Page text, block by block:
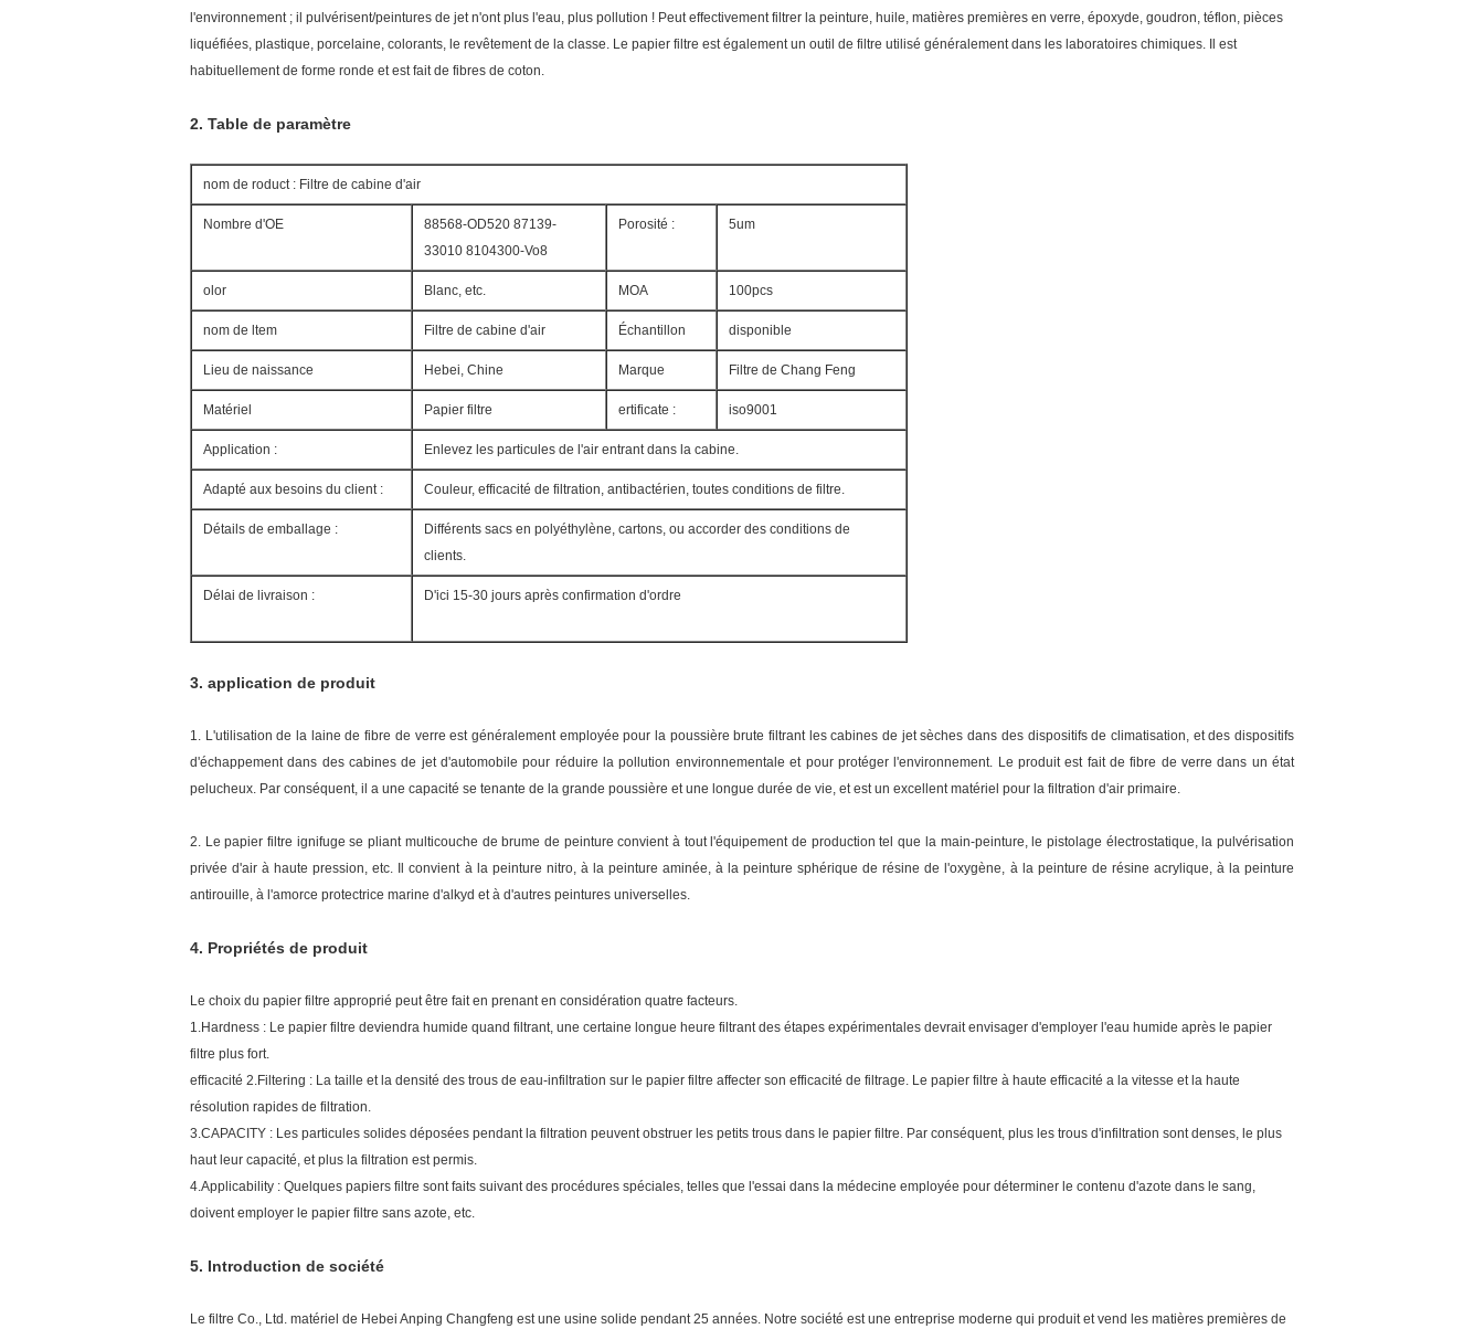
l'environnement ; il pulvérisent/peintures de jet n'ont plus l'eau, plus pollution ! Peut effectivement filtrer la peinture, huile, matières premières en verre, époxyde, goudron, téflon, pièces
liquéfiées, plastique, porcelaine, colorants, le revêtement de la classe. Le papier filtre est également un outil de filtre utilisé généralement dans les laboratoires chimiques. Il est
habituellement de forme ronde et est fait de fibres de coton.
2. Table de paramètre
nom de roduct : Filtre de cabine d'air
Nombre d'OE
88568-OD520 87139-
33010 8104300-Vo8
Porosité : 5um
olor Blanc, etc. MOA 100pcs
nom de ltem Filtre de cabine d'air Échantillon disponible
Lieu de naissance Hebei, Chine Marque Filtre de Chang Feng
Matériel Papier filtre ertificate : iso9001
Application : Enlevez les particules de l'air entrant dans la cabine.
Adapté aux besoins du client : Couleur, efficacité de filtration, antibactérien, toutes conditions de filtre.
Détails de emballage :
Différents sacs en polyéthylène, cartons, ou accorder des conditions de
clients.
Délai de livraison : D'ici 15-30 jours après confirmation d'ordre
3. application de produit
1. L'utilisation de la laine de fibre de verre est généralement employée pour la poussière brute filtrant les cabines de jet sèches dans des dispositifs de climatisation, et des dispositifs
d'échappement dans des cabines de jet d'automobile pour réduire la pollution environnementale et pour protéger l'environnement. Le produit est fait de fibre de verre dans un état
pelucheux. Par conséquent, il a une capacité se tenante de la grande poussière et une longue durée de vie, et est un excellent matériel pour la filtration d'air primaire.
2. Le papier filtre ignifuge se pliant multicouche de brume de peinture convient à tout l'équipement de production tel que la main-peinture, le pistolage électrostatique, la pulvérisation
privée d'air à haute pression, etc. Il convient à la peinture nitro, à la peinture aminée, à la peinture sphérique de résine de l'oxygène, à la peinture de résine acrylique, à la peinture
antirouille, à l'amorce protectrice marine d'alkyd et à d'autres peintures universelles.
4. Propriétés de produit
Le choix du papier filtre approprié peut être fait en prenant en considération quatre facteurs.
1.Hardness : Le papier filtre deviendra humide quand filtrant, une certaine longue heure filtrant des étapes expérimentales devrait envisager d'employer l'eau humide après le papier
filtre plus fort.
efficacité 2.Filtering : La taille et la densité des trous de eau-infiltration sur le papier filtre affecter son efficacité de filtrage. Le papier filtre à haute efficacité a la vitesse et la haute
résolution rapides de filtration.
3.CAPACITY : Les particules solides déposées pendant la filtration peuvent obstruer les petits trous dans le papier filtre. Par conséquent, plus les trous d'infiltration sont denses, le plus
haut leur capacité, et plus la filtration est permis.
4.Applicability : Quelques papiers filtre sont faits suivant des procédures spéciales, telles que l'essai dans la médecine employée pour déterminer le contenu d'azote dans le sang,
doivent employer le papier filtre sans azote, etc.
5. Introduction de société
Le filtre Co., Ltd. matériel de Hebei Anping Changfeng est une usine solide pendant 25 années. Notre société est une entreprise moderne qui produit et vend les matières premières de